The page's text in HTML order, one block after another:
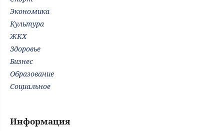
Экономика
Культура
ЖКХ
Здоровье
Бизнес
Образование
Социальное
Информация